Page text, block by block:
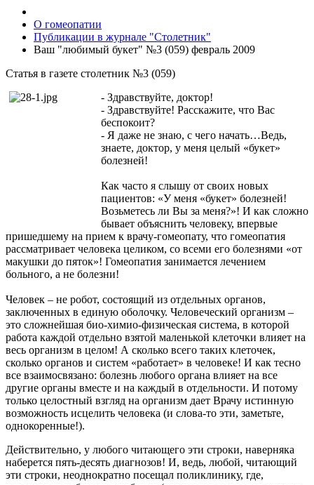
О гомеопатии
Публикации в журнале "Столетник"
Ваш "любимый букет" №3 (059) февраль 2009
Статья в газете столетник №3 (059)
- Здравствуйте, доктор!
- Здравствуйте! Расскажите, что Вас
беспокоит?
- Я даже не знаю, с чего начать…Ведь,
знаете, доктор, у меня целый «букет»
болезней!
Как часто я слышу от своих новых
пациентов: «У меня «букет» болезней!
Возьметесь ли Вы за меня?»! И как сложно
бывает объяснить человеку, впервые
пришедшему на прием к врачу-гомеопату, что гомеопатия
рассматривает человека целиком, со всеми его болезнями «от
макушки до пяток»! Гомеопатия занимается лечением
больного, а не болезни!
Человек – не робот, состоящий из отдельных органов,
заключенных в единую оболочку. Человеческий организм –
это сложнейшая био-химио-физическая система, в которой
работа каждой отдельно взятой маленькой клеточки влияет на
весь организм в целом! А сколько всего таких клеточек,
сколько органов и систем «работает» в человеке! И как тесно
все взаимосвязано: болезнь любого органа влияет на все
другие органы вместе и на каждый в отдельности. И потому
только целостный взгляд на организм дает Врачу истинную
возможность исцелить человека (и слова-то эти, заметьте,
однокоренные!).
Действительно, у любого читающего эти строки, наверняка
наберется пять-десять диагнозов! И, ведь, любой, читающий
эти строки, неоднократно посещал поликлинику, где,